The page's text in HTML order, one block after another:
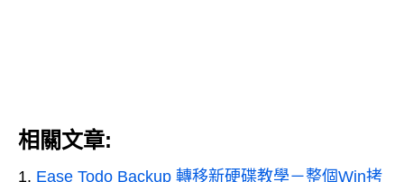
相關文章:
Ease Todo Backup 轉移新硬碟教學－整個Win拷